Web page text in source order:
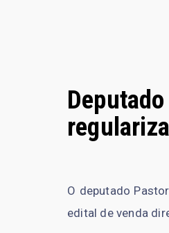
O deputado
edital de venda